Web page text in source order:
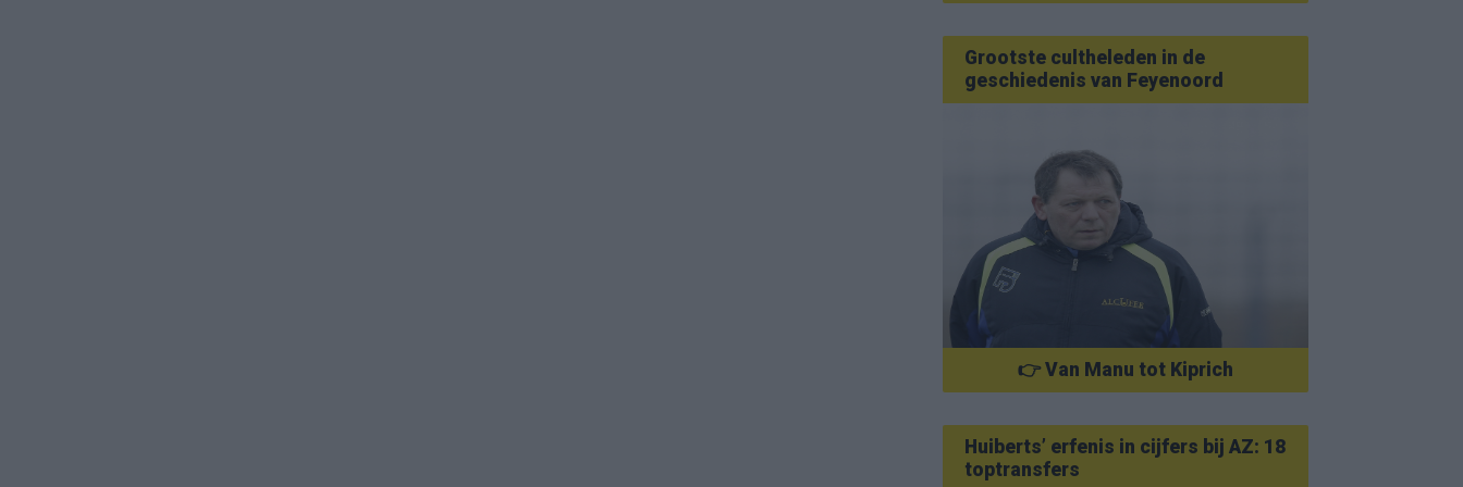
Grootste cultheleden in de
geschiedenis van Feyenoord
👉 Van Manu tot Kiprich
Huiberts’ erfenis in cijfers bij AZ: 18
toptransfers